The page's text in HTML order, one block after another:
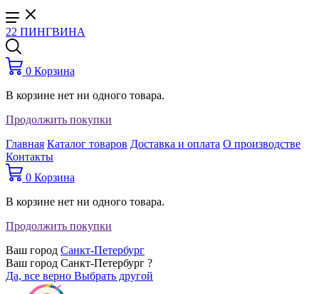
22 ПИНГВИНА
0 Корзина
В корзине нет ни одного товара.
Продолжить покупки
Главная Каталог товаров Доставка и оплата О производстве
Контакты
0 Корзина
В корзине нет ни одного товара.
Продолжить покупки
Ваш город Санкт-Петербург
Ваш город Санкт-Петербург ?
Да, все верно Выбрать другой